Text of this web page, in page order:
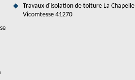
Travaux d'isolation de toiture La Chapelle
Vicomtesse 41270